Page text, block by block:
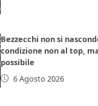
Bezzecchi non si
condizione non al top,
possibile
6 Agosto 2026